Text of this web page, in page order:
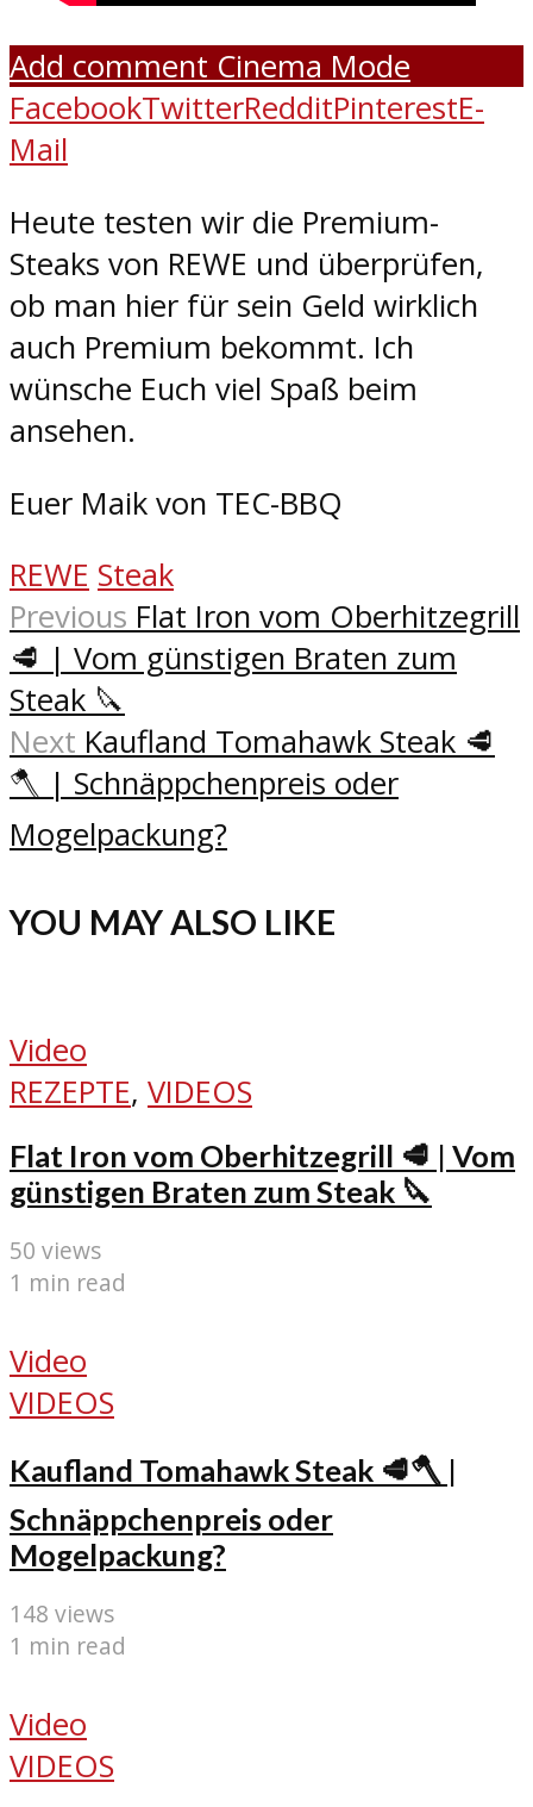
Add comment Cinema Mode
FacebookTwitterRedditPinterestE-
Mail
Heute testen wir die Premium-
Steaks von REWE und überprüfen,
ob man hier für sein Geld wirklich
auch Premium bekommt. Ich
wünsche Euch viel Spaß beim
ansehen.
Euer Maik von TEC-BBQ
REWE Steak
Previous Flat Iron vom Oberhitzegrill
🥩 | Vom günstigen Braten zum
Steak 🔪
Next Kaufland Tomahawk Steak 🥩
🪓 | Schnäppchenpreis oder
Mogelpackung?
YOU MAY ALSO LIKE
Video
REZEPTE, VIDEOS
Flat Iron vom Oberhitzegrill 🥩 | Vom
günstigen Braten zum Steak 🔪
50 views
1 min read
Video
VIDEOS
Kaufland Tomahawk Steak 🥩🪓 |
Schnäppchenpreis oder
Mogelpackung?
148 views
1 min read
Video
VIDEOS